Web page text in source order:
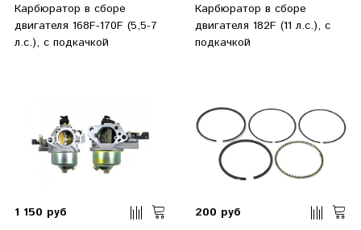
Карбюратор в сборе
двигателя 168F-170F (5,5-7
л.с.), с подкачкой
Карбюратор в сборе
двигателя 182F (11 л.с.), с
подкачкой
1 150 руб 200 руб